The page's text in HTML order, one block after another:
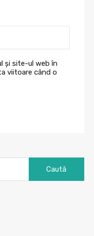
și site-ul web în
viitoare când o